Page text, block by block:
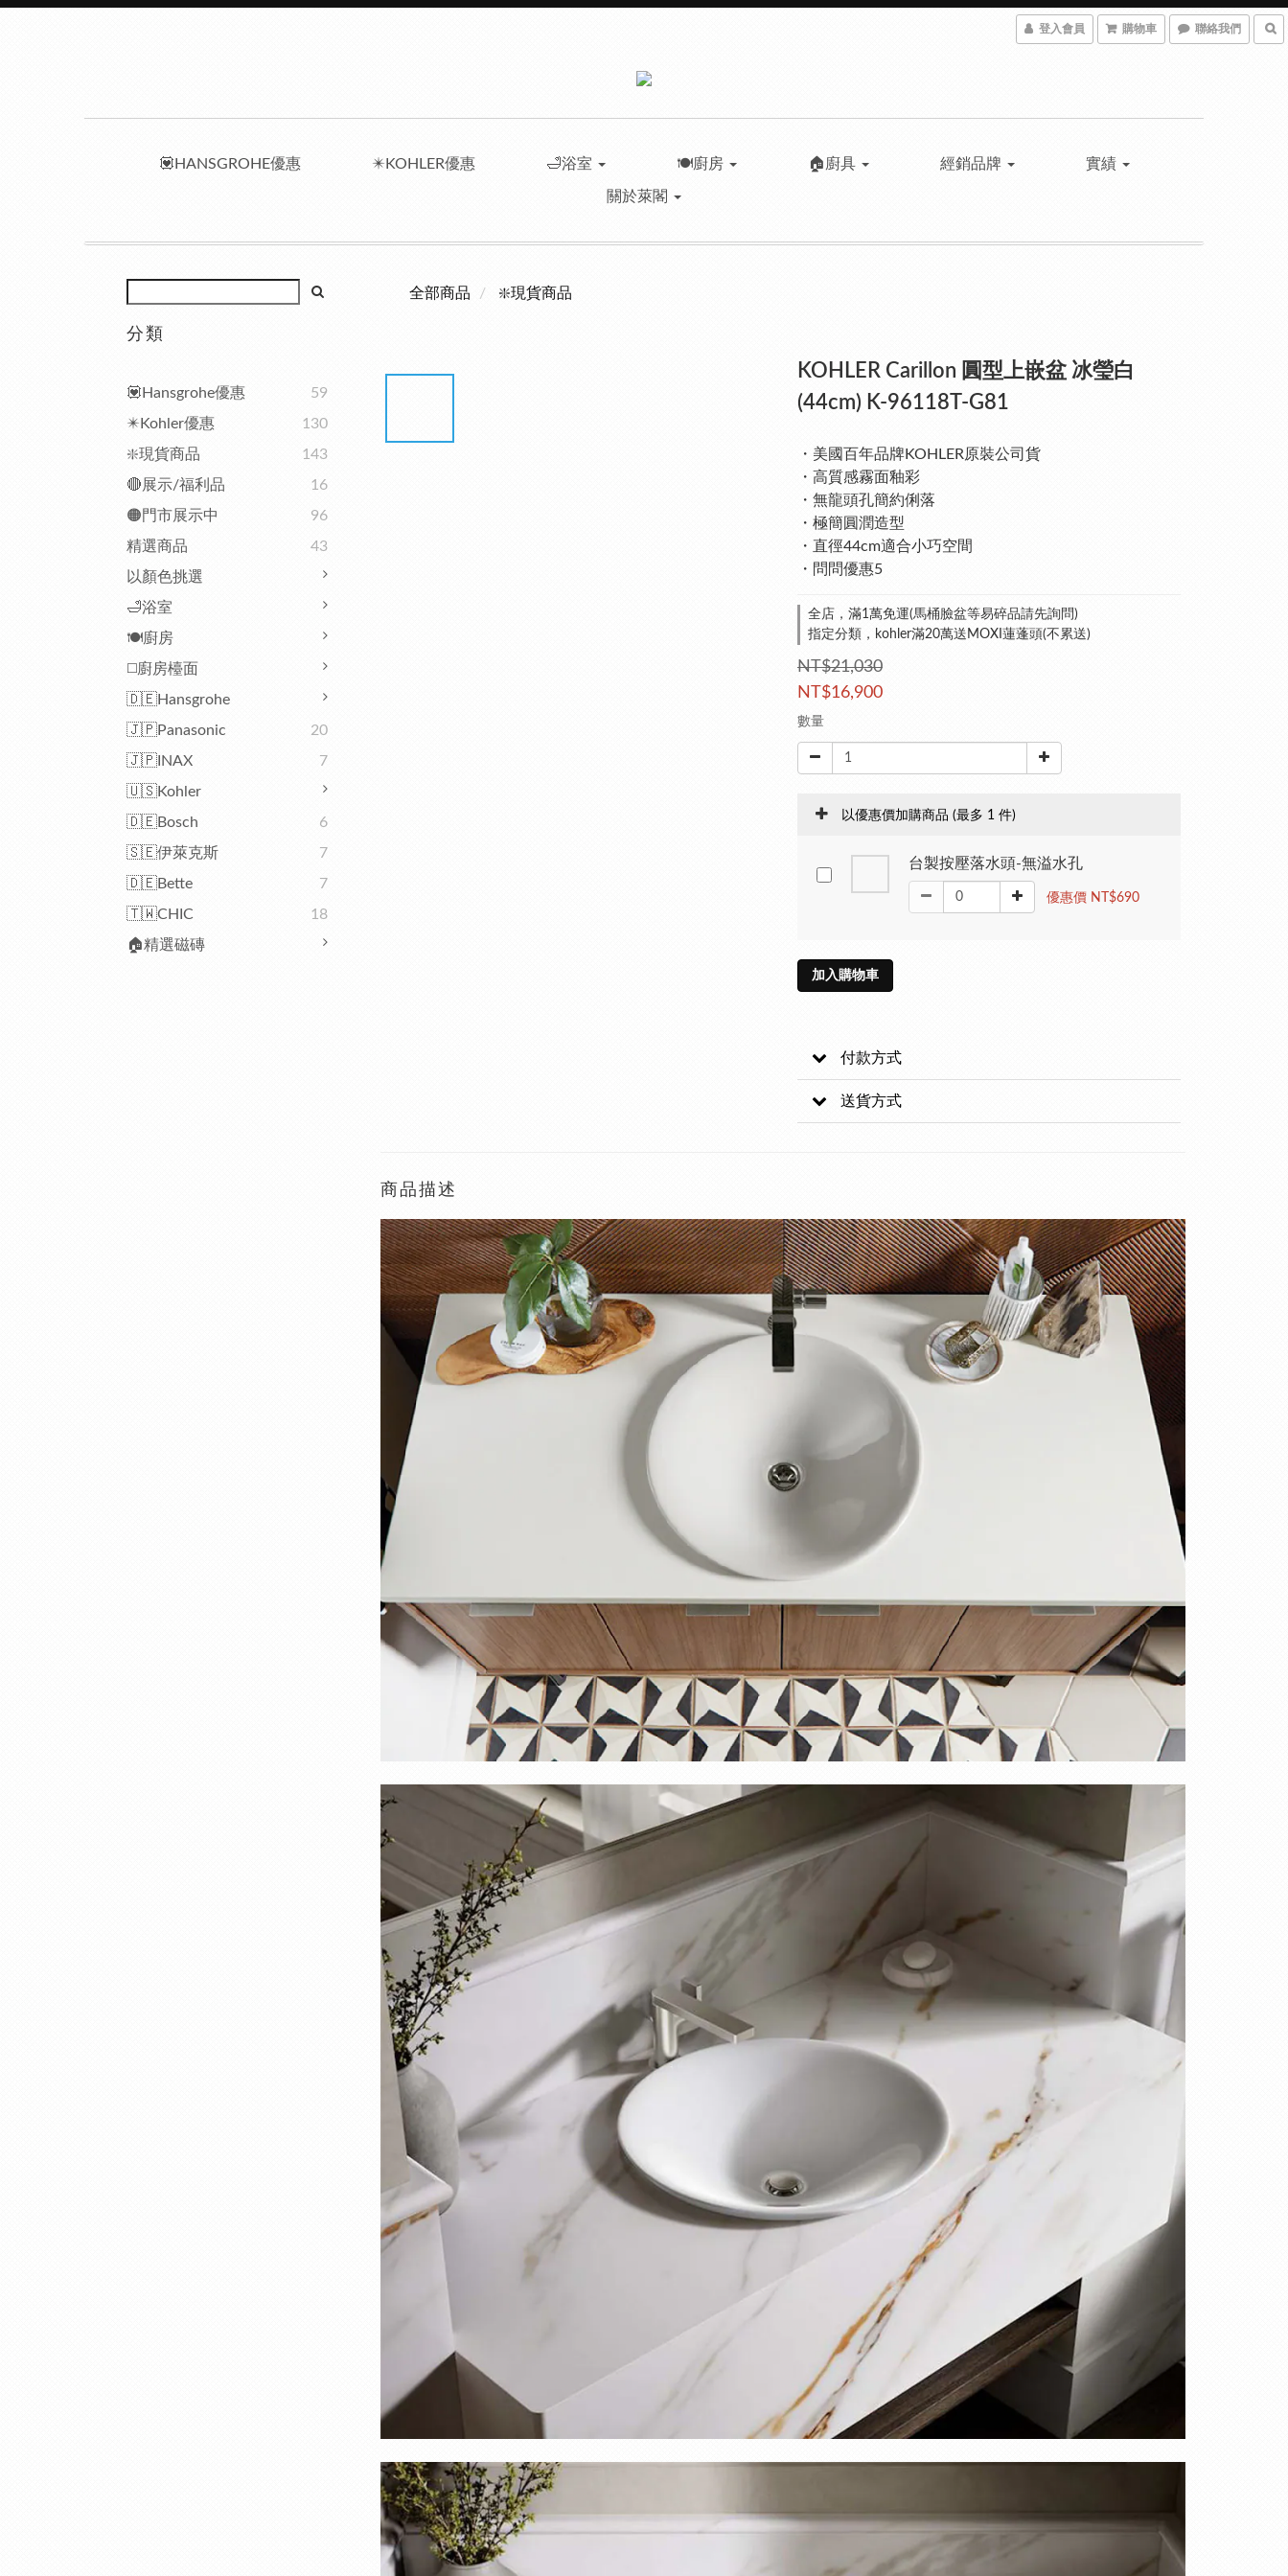
登入會員 購物車 聯絡我們
💟HANSGROHE優惠 ✴️KOHLER優惠 🛁浴室 🍽️廚房 🏠廚具 經銷品牌 實績
關於萊閣
分類
💟Hansgrohe優惠
59
✴️Kohler優惠
130
❇️現貨商品
143
🔴展示/福利品
16
🟠門市展示中
96
精選商品
43
以顏色挑選
🛁浴室
🍽️廚房
◻️廚房檯面
🇩🇪Hansgrohe
🇯🇵Panasonic
20
🇯🇵INAX
7
🇺🇸Kohler
🇩🇪Bosch
6
🇸🇪伊萊克斯
7
🇩🇪Bette
7
🇹🇼CHIC
18
🏠精選磁磚
全部商品 ❇️現貨商品
KOHLER Carillon 圓型上嵌盆 冰瑩白
(44cm) K-96118T-G81
・美國百年品牌KOHLER原裝公司貨
・高質感霧面釉彩
・無龍頭孔簡約俐落
・極簡圓潤造型
・直徑44cm適合小巧空間
・問問優惠5
全店，滿1萬免運(馬桶臉盆等易碎品請先詢問)
指定分類，kohler滿20萬送MOXI蓮蓬頭(不累送)
NT$21,030
NT$16,900
數量
以優惠價加購商品 (最多 1 件)
台製按壓落水頭-無溢水孔
優惠價 NT$690
加入購物車
付款方式
送貨方式
商品描述